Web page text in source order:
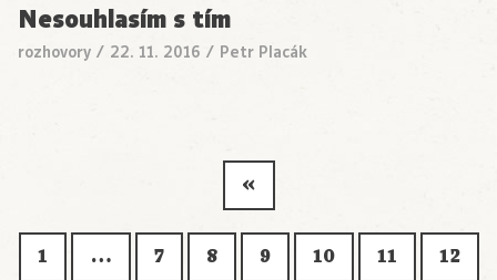
Nesouhlasím s tím
rozhovory / 22. 11. 2016 / Petr Placák
«
1 … 7 8 9 10 11 12